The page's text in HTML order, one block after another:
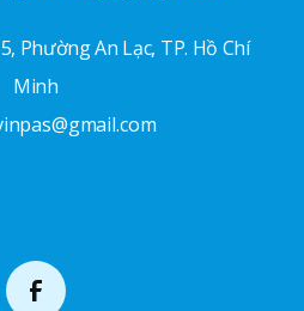
Phường An Lạc, TP. Hồ Chí
Minh